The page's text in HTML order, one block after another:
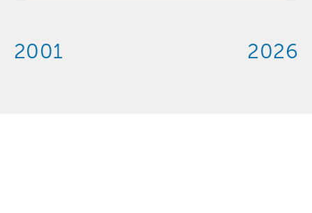
2001 2026